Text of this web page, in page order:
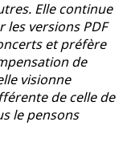
Elle continue
les versions PDF
et préfère
de
visionne
de celle de
le pensons